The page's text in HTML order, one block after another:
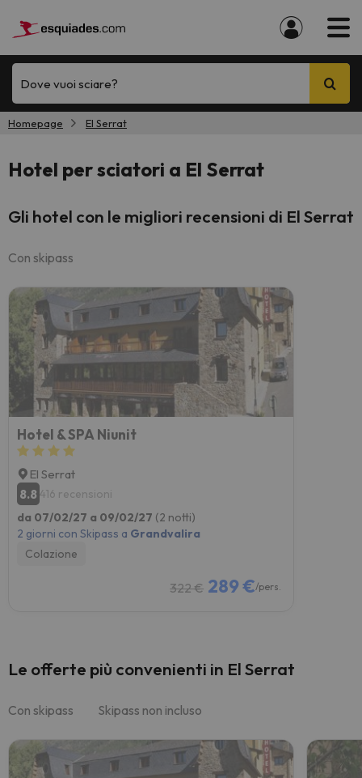
Dove vuoi sciare?
Homepage El Serrat
Hotel per sciatori a El Serrat
Gli hotel con le migliori recensioni di El Serrat
Con skipass
Hotel & SPA Niunit
El Serrat
8.8 416 recensioni
da 07/02/27 a 09/02/27 (2 notti)
2 giorni con Skipass a Grandvalira
Colazione
322 € 289 €/pers.
Le offerte più convenienti in El Serrat
Con skipass Skipass non incluso